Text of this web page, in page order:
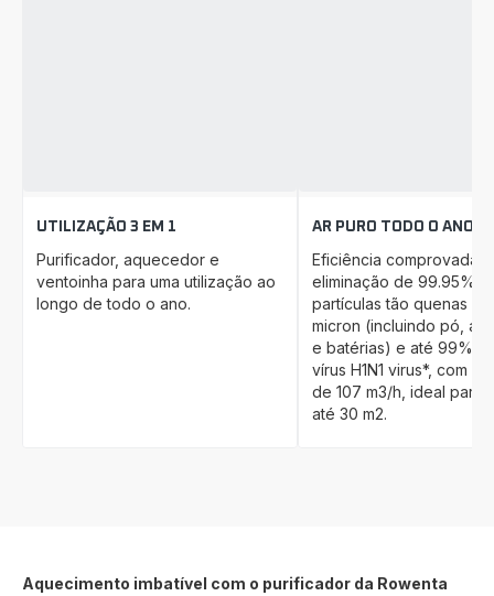
UTILIZAÇÃO 3 EM 1
Purificador, aquecedor e
ventoinha para uma utilização ao
longo de todo o ano.
AR PURO TODO O ANO
Eficiência comprovada
eliminação de 99.95%*
partículas tão quenas
micron (incluindo pó,
e batérias) e até 99%
vírus H1N1 virus*, com
de 107 m3/h, ideal para
até 30 m2.
Aquecimento imbatível com o purificador da Rowenta